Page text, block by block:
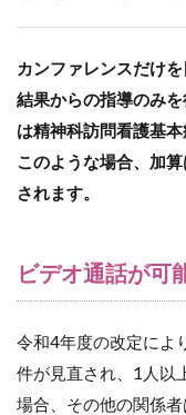
カンファレンスだけ
結果からの指導のみ
は精神科訪問看護基
このような場合、加
されます。
ビデオ通話が可
令和4年度の改定によ
件が見直され、1人以
場合、その他の関係